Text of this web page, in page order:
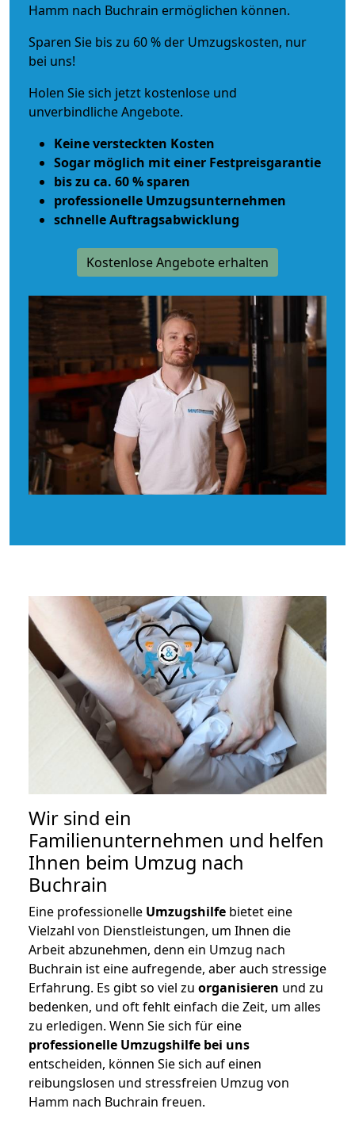
Hamm nach Buchrain ermöglichen können.
Sparen Sie bis zu 60 % der Umzugskosten, nur
bei uns!
Holen Sie sich jetzt kostenlose und
unverbindliche Angebote.
Keine versteckten Kosten
Sogar möglich mit einer Festpreisgarantie
bis zu ca. 60 % sparen
professionelle Umzugsunternehmen
schnelle Auftragsabwicklung
Kostenlose Angebote erhalten
Wir sind ein
Familienunternehmen und helfen
Ihnen beim Umzug nach
Buchrain
Eine professionelle Umzugshilfe bietet eine
Vielzahl von Dienstleistungen, um Ihnen die
Arbeit abzunehmen, denn ein Umzug nach
Buchrain ist eine aufregende, aber auch stressige
Erfahrung. Es gibt so viel zu organisieren und zu
bedenken, und oft fehlt einfach die Zeit, um alles
zu erledigen. Wenn Sie sich für eine
professionelle Umzugshilfe bei uns
entscheiden, können Sie sich auf einen
reibungslosen und stressfreien Umzug von
Hamm nach Buchrain freuen.